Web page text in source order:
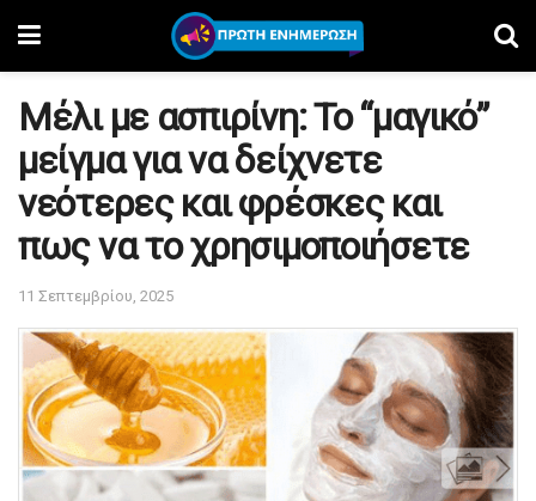
Μέλι με ασπιρίνη: Το “μαγικό”
μείγμα για να δείχνετε
νεότερες και φρέσκες και
πως να το χρησιμοποιήσετε
11 Σεπτεμβρίου, 2025